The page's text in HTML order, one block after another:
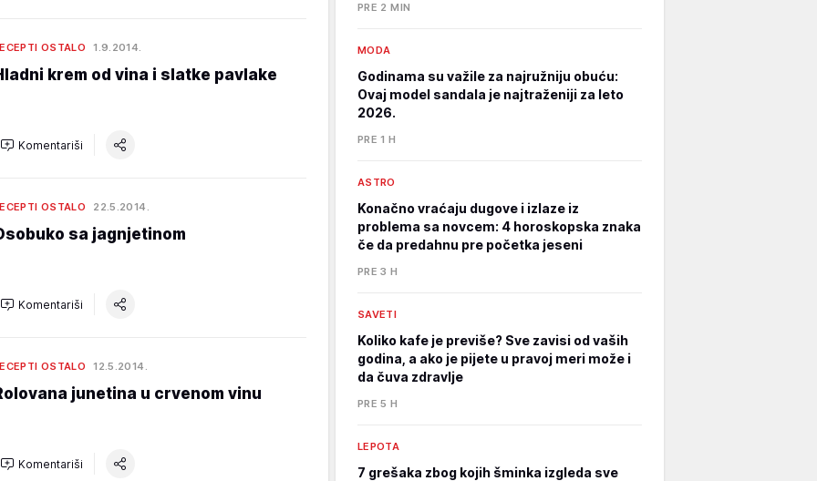
OSTALO 1.9.2014.
krem od vina i slatke pavlake
Komentariši
OSTALO 22.5.2014.
sa jagnjetinom
Komentariši
OSTALO 12.5.2014.
junetina u crvenom vinu
Komentariši
PRE 2 MIN
MODA
Godinama su važile za najružniju obuću:
Ovaj model sandala je najtraženiji za leto
2026.
PRE 1 H
ASTRO
Konačno vraćaju dugove i izlaze iz
problema sa novcem: 4 horoskopska znaka
če da predahnu pre početka jeseni
PRE 3 H
SAVETI
Koliko kafe je previše? Sve zavisi od vaših
godina, a ako je pijete u pravoj meri može i
da čuva zdravlje
PRE 5 H
LEPOTA
7 grešaka zbog kojih šminka izgleda sve